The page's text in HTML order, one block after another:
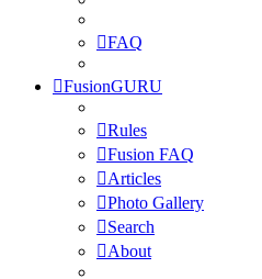
FAQ
FusionGURU
Rules
Fusion FAQ
Articles
Photo Gallery
Search
About